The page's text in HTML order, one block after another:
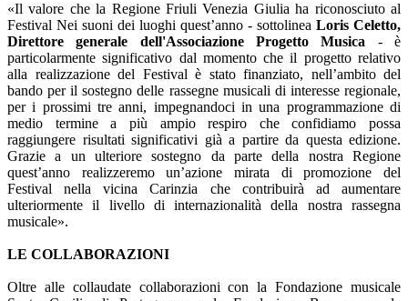
«Il valore che la Regione Friuli Venezia Giulia ha riconosciuto al
Festival Nei suoni dei luoghi quest’anno - sottolinea Loris Celetto,
Direttore generale dell'Associazione Progetto Musica - è
particolarmente significativo dal momento che il progetto relativo
alla realizzazione del Festival è stato finanziato, nell’ambito del
bando per il sostegno delle rassegne musicali di interesse regionale,
per i prossimi tre anni, impegnandoci in una programmazione di
medio termine a più ampio respiro che confidiamo possa
raggiungere risultati significativi già a partire da questa edizione.
Grazie a un ulteriore sostegno da parte della nostra Regione
quest’anno realizzeremo un’azione mirata di promozione del
Festival nella vicina Carinzia che contribuirà ad aumentare
ulteriormente il livello di internazionalità della nostra rassegna
musicale».
LE COLLABORAZIONI
Oltre alle collaudate collaborazioni con la Fondazione musicale